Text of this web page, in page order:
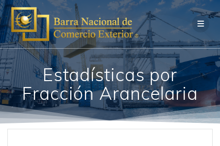
Saltar
contenido
Estadí­sticas por
Fracción Arancelaria